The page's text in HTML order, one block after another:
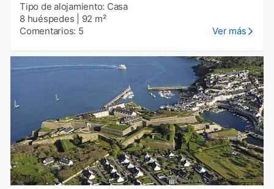
Tipo de alojamiento: Casa
8 huéspedes
92 m²
Comentarios: 5
Ver más